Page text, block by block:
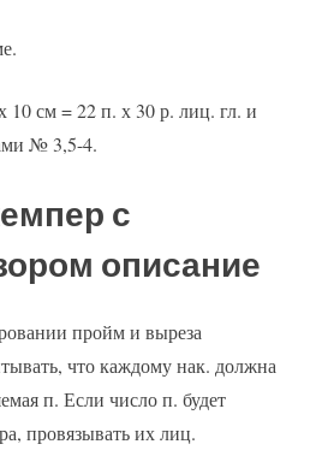
10 см = 22 п. х 30 р. лиц. гл. и
№ 3,5-4.
с
описание
пройм и выреза
что каждому нак. должна
п. Если число п. будет
провязывать их лиц.